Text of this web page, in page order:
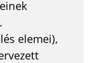
elemei),